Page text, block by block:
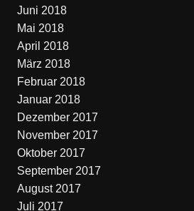
Juni 2018
Mai 2018
April 2018
März 2018
Februar 2018
Januar 2018
Dezember 2017
November 2017
Oktober 2017
September 2017
August 2017
Juli 2017